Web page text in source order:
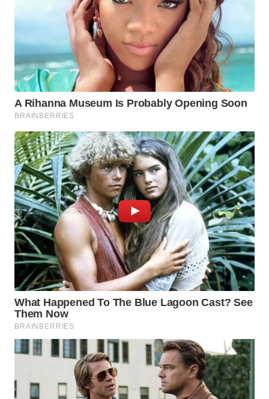
BOROBUDUR
WN
MADURA
SURABAYA
WN
NATUNA
WN
BINTAN
WN
MANDALIKA
WN
LIKUPANG
LABUANBAJO
WN